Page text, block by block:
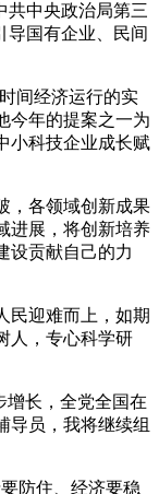
共中央政治局第三
导国有企业、民间
间经济运行的实
今年的提案之一为
小科技企业成长赋
，各领域创新成果
进展，将创新培养
设贡献自己的力
民迎难而上，如期
人，专心科学研
增长，全党全国在
导员，我将继续组
防住、经济要稳